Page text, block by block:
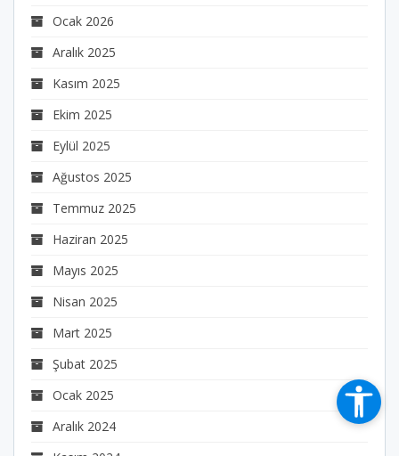
Ocak 2026
Aralık 2025
Kasım 2025
Ekim 2025
Eylül 2025
Ağustos 2025
Temmuz 2025
Haziran 2025
Mayıs 2025
Nisan 2025
Mart 2025
Şubat 2025
Ocak 2025
Aralık 2024